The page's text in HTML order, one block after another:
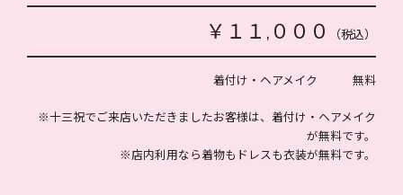
￥１１,０００ （税込）
着付け・ヘアメイク 無料
※十三祝でご来店いただきましたお客様は、着付け・ヘアメイク
が無料です。
※店内利用なら着物もドレスも衣装が無料です。